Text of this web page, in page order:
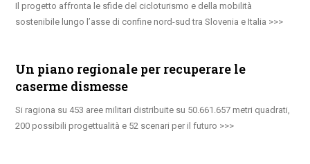
Il progetto affronta le sfide del cicloturismo e della mobilità
sostenibile lungo l’asse di confine nord-sud tra Slovenia e Italia
Un piano regionale per recuperare le
caserme dismesse
Si ragiona su 453 aree militari distribuite su 50.661.657 metri quadrati,
200 possibili progettualità e 52 scenari per il futuro